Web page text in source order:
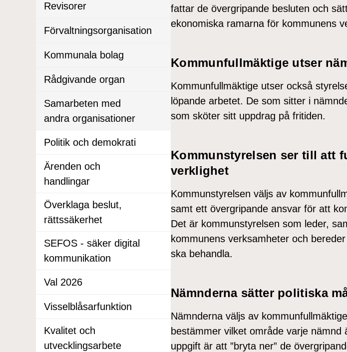
Revisorer
Förvaltningsorganisation
Kommunala bolag
Rådgivande organ
Samarbeten med
andra organisationer
Politik och demokrati
Ärenden och
handlingar
Överklaga beslut,
rättssäkerhet
SEFOS - säker digital
kommunikation
Val 2026
Visselblåsarfunktion
Kvalitet och
utvecklingsarbete
fattar de övergripande besluten och
ekonomiska ramarna för kommunens
Kommunfullmäktige utser
Kommunfullmäktige utser också
löpande arbetet. De som sitter i
som sköter sitt uppdrag på fritiden.
Kommunstyrelsen ser till att
verklighet
Kommunstyrelsen väljs av
samt ett övergripande ansvar för att
Det är kommunstyrelsen som leder,
kommunens verksamheter och
ska behandla.
Nämnderna sätter politiska
Nämnderna väljs av
bestämmer vilket område varje
uppgift är att ”bryta ner” de